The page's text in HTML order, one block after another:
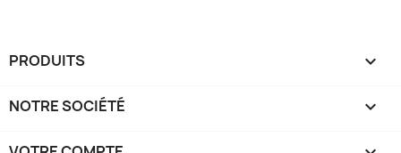
PRODUITS 
NOTRE SOCIÉTÉ 